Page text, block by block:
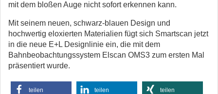
mit dem bloßen Auge nicht sofort erkennen kann.
Mit seinem neuen, schwarz-blauen Design und
hochwertig eloxierten Materialien fügt sich Smartscan jetzt
in die neue E+L Designlinie ein, die mit dem
Bahnbeobachtungssystem Elscan OMS3 zum ersten Mal
präsentiert wurde.
teilen teilen teilen